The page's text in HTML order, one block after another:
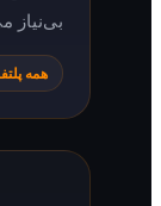
بی‌نیاز می‌کند.
همه پلتفرم‌ها